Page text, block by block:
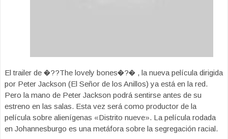
El trailer de �??The lovely bones�?� , la nueva película dirigida
por Peter Jackson (El Señor de los Anillos) ya está en la red.
Pero la mano de Peter Jackson podrá sentirse antes de su
estreno en las salas. Esta vez será como productor de la
película sobre alienígenas «Distrito nueve». La película rodada
en Johannesburgo es una metáfora sobre la segregación racial.